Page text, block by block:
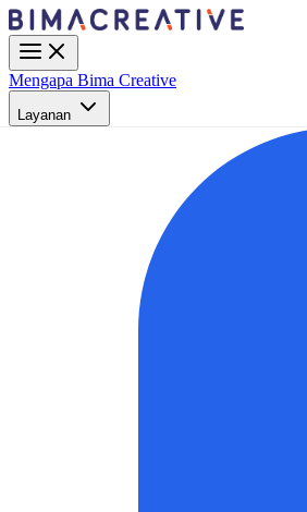
Mengapa Bima Creative
Layanan